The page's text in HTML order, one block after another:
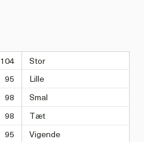
104
Stor
95
Lille
98
Smal
98
Tæt
95 Vigende